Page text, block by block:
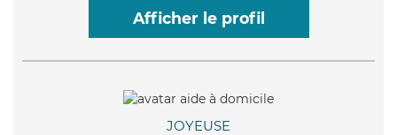
Afficher le profil
JOYEUSE